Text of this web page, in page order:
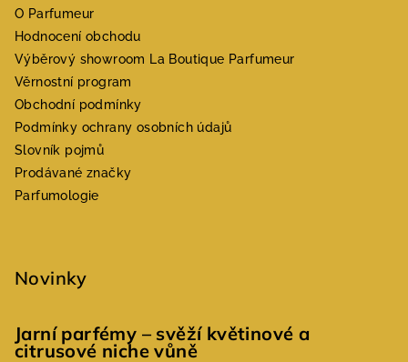
O Parfumeur
Hodnocení obchodu
Výběrový showroom La Boutique Parfumeur
Věrnostní program
Obchodní podmínky
Podmínky ochrany osobních údajů
Slovník pojmů
Prodávané značky
Parfumologie
Novinky
Jarní parfémy – svěží květinové a
citrusové niche vůně